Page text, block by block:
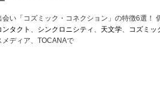
い「コズミック・コネクション」の特徴6選
ンタクト 、 シンクロニシティ 、 天文学、 コズミッ
ディア、TOCANAで